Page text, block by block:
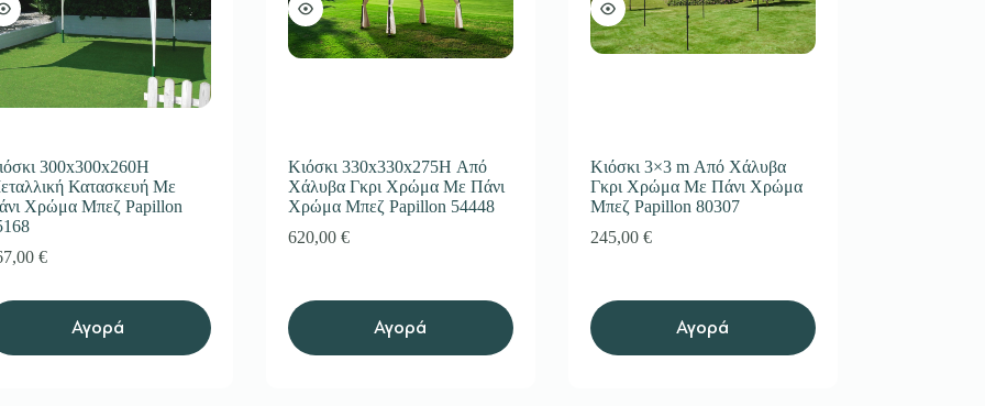
300x300x260H
Κατασκευή Με
Χρώμα Μπεζ Papillon
€
Αγορά
Κιόσκι 330x330x275H Από
Χάλυβα Γκρι Χρώμα Με Πάνι
Χρώμα Μπεζ Papillon 54448
620,00 €
Αγορά
Κιόσκι 3×3 m Από Χάλυβα
Γκρι Χρώμα Με Πάνι Χρώμα
Μπεζ Papillon 80307
245,00 €
Αγορά